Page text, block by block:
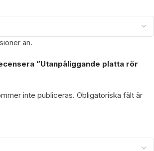
än.
”Utanpåliggande platta rör
inte publiceras. Obligatoriska fält är